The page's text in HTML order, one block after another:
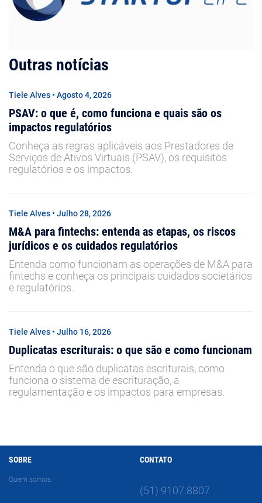
Outras notícias
Tiele Alves • Agosto 4, 2026
PSAV: o que é, como funciona e quais são os
impactos regulatórios
Conheça as regras aplicáveis aos Prestadores de
Serviços de Ativos Virtuais (PSAV), os requisitos
regulatórios e os impactos.
Tiele Alves • Julho 28, 2026
M&A para fintechs: entenda as etapas, os riscos
jurídicos e os cuidados regulatórios
Entenda como funcionam as operações de M&A para
fintechs e conheça os principais cuidados societários
e regulatórios.
Tiele Alves • Julho 16, 2026
Duplicatas escriturais: o que são e como funcionam
Entenda o que são duplicatas escriturais, como
funciona o sistema de escrituração, a
regulamentação e os impactos para empresas.
SOBRE
Quem somos
CONTATO
(51) 9107.8807